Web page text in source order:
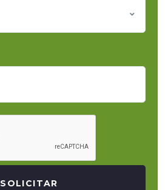
SOLICITAR